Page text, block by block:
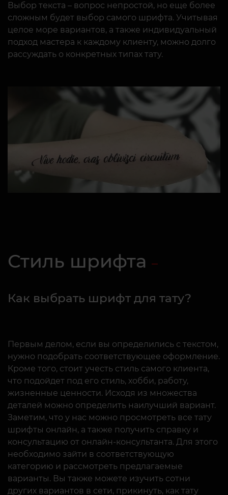
Выбор текста – вопрос непростой, но еще более
сложным будет выбор самого шрифта. Учитывая
целое море вариантов, а также индивидуальный
подход мастера к каждому клиенту, можно долго
рассуждать о конкретных типах тату.
Стиль шрифта
Как выбрать шрифт для тату?
Первым делом, если вы определились с текстом,
нужно подобрать соответствующее оформление.
Кроме того, стоит учесть стиль самого клиента,
что подойдет под его стиль, хобби, работу,
жизненные ценности. Исходя из множества
деталей можно определить наилучший вариант.
Заметим, что у нас можно просмотреть все тату
шрифты онлайн, а также получить справку и
консультацию от онлайн-консультанта. Для этого
необходимо зайти в соответствующую
категорию и рассмотреть предлагаемые
варианты. Вы также можете изучить сотни
других вариантов в сети, прикинуть, как тату